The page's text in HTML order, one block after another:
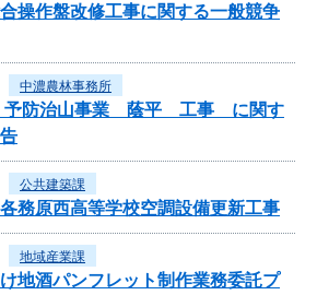
操作盤改修工事に関する一般競争
中濃農林事務所
予防治山事業 蔭平 工事 に関す
公共建築課
各務原西高等学校空調設備更新工事
地域産業課
地酒パンフレット制作業務委託プ